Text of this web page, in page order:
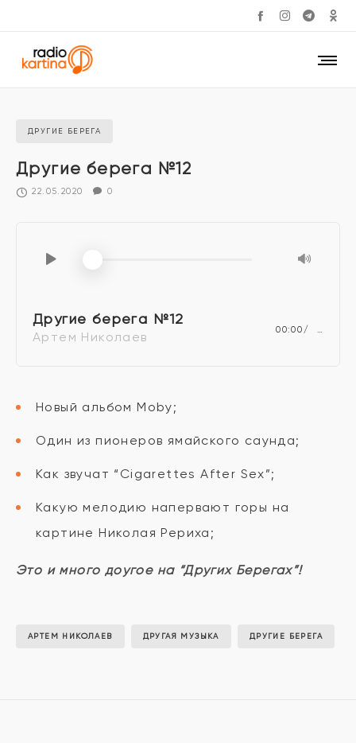
ДРУГИЕ БЕРЕГА
Другие берега №12
22.05.2020 0
Другие берега №12
Артем Николаев 00:00 …
Новый альбом Moby;
Один из пионеров ямайского саунда;
Как звучат “Cigarettes After Sex”;
Какую мелодию напервают горы на
картине Николая Рериха;
Это и много доугое на “Других Берегах”!
АРТЕМ НИКОЛАЕВ ДРУГАЯ МУЗЫКА ДРУГИЕ БЕРЕГА